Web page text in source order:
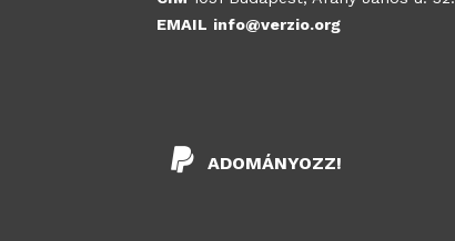
EMAIL info@verzio.org
ADOMÁNYOZZ!